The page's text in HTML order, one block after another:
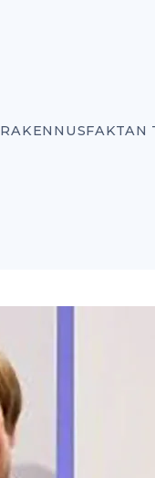
RAKENNUSFAKTAN